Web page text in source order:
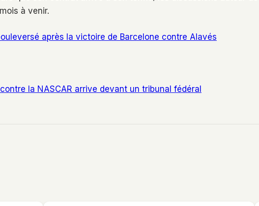
à venir.
après la victoire de Barcelone contre Alavés
la NASCAR arrive devant un tribunal fédéral